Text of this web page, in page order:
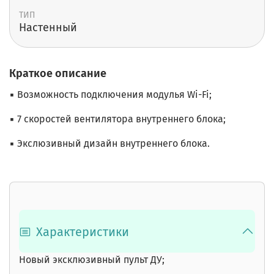
ТИП
Настенный
Краткое описание
▪ Возможность подключения модулья Wi-Fi;
▪ 7 скоростей вентилятора внутреннего блока;
▪ Экслюзивный дизайн внутреннего блока.
Характеристики
Новый эксклюзивный пульт ДУ;